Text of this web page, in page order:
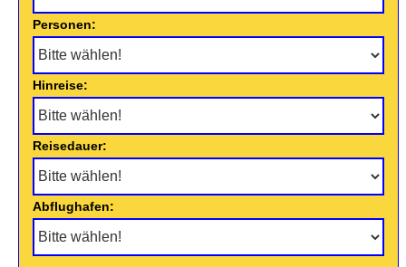
Personen:
Hinreise:
Reisedauer:
Abflughafen: